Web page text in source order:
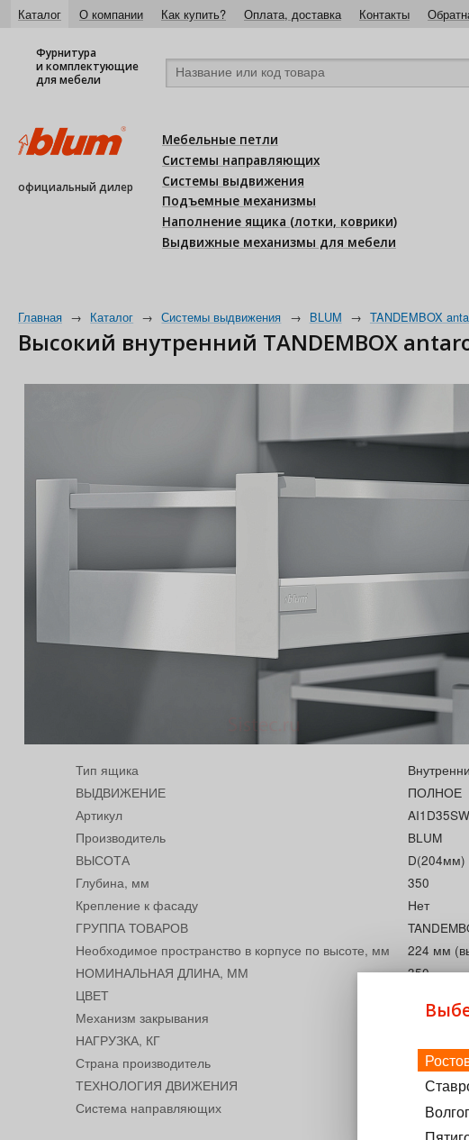
Каталог О компании Как купить? Оплата, доставка Контакты
Фурнитура
и комплектующие
для мебели
официальный дилер
Мебельные петли
Системы направляющих
Системы выдвижения
Подъемные механизмы
Наполнение ящика (лотки, коврики)
Выдвижные механизмы для мебели
Главная → Каталог → Системы выдвижения → BLUM → TANDEMBOX
Высокий внутренний TANDEMBOX
Тип ящика
ВЫДВИЖЕНИЕ
ПОЛНОЕ
Артикул
AI1D35SW
Производитель
BLUM
ВЫСОТА
D(204мм)
Глубина, мм
350
Крепление к фасаду
Нет
ГРУППА ТОВАРОВ
Необходимое пространство в корпусе по высоте, мм
224 мм
НОМИНАЛЬНАЯ ДЛИНА, ММ
350
ЦВЕТ
Механизм закрывания
Со
НАГРУЗКА, КГ
Страна производитель
Австрия
ТЕХНОЛОГИЯ ДВИЖЕНИЯ
Система направляющих